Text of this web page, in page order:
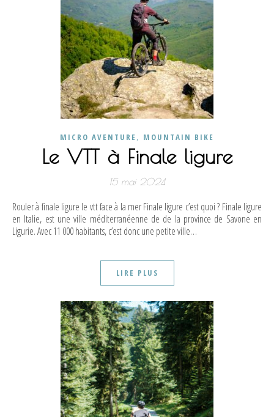
MICRO AVENTURE, MOUNTAIN BIKE
Le VTT à Finale ligure
15 mai 2024
Rouler à finale ligure le vtt face à la mer Finale ligure c’est quoi ? Finale ligure
en Italie, est une ville méditerranéenne de de la province de Savone en
Ligurie. Avec 11 000 habitants, c’est donc une petite ville…
LIRE PLUS